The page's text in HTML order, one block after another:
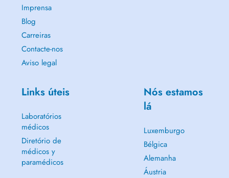
Imprensa
Blog
Carreiras
Contacte-nos
Aviso legal
Links úteis
Laboratórios
médicos
Diretório de
médicos y
paramédicos
Nós estamos
lá
Luxemburgo
Bélgica
Alemanha
Áustria